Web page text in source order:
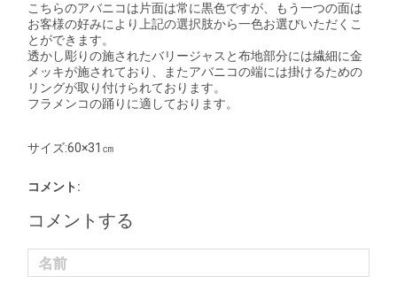
こちらのアバニコは片面は常に黒色ですが、もう一つの面は
お客様の好みにより上記の選択肢から一色お選びいただくこ
とができます。
透かし彫りの施されたバリージャスと布地部分には繊細に金
メッキが施されており、またアバニコの端には掛けるための
リングが取り付けられております。
フラメンコの踊りに適しております。
サイズ:60×31㎝
コメント:
コメントする
名前